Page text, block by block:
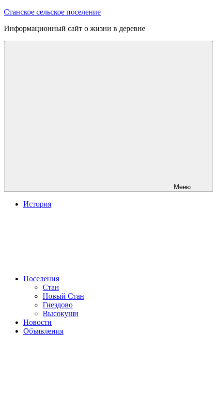
Перейти
содержимому
Станское сельское поселение
Информационный сайт о жизни в деревне
Меню
История
Поселения
Стан
Новый Стан
Гнездово
Высокуши
Новости
Объявления